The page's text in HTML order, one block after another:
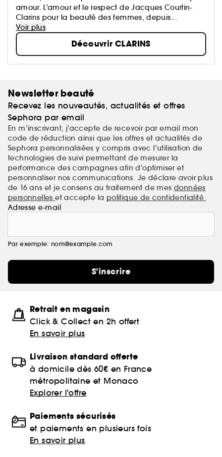
amour. L’amour et le respect de Jacques Courtin-
Clarins pour la beauté des femmes, depuis
l'ouverture du premier Institut Clarins à Paris en 1954.
N°1 Européen des soins de beauté haut de
Voir plus
Découvrir CLARINS
Newsletter beauté
Recevez les nouveautés, actualités et offres
Sephora par email
En m’inscrivant, j’accepte de recevoir par email mon
code de réduction ainsi que les offres et actualités de
Sephora personnalisées y compris avec l’utilisation de
technologies de suivi permettant de mesurer la
performance des campagnes afin d'optimiser et
personnaliser nos communications. Je déclare avoir plus
de 16 ans et je consens au traitement de mes données
personnelleset accepte la politique de confidentialité .
Adresse e-mail
Par exemple: nom@example.com
S'inscrire
Retrait en magasin
Click & Collect en 2h offert
En savoir plus
Livraison standard offerte
à domicile dès 60€ en France
métropolitaine et Monaco
Explorer l'offre
Paiements sécurisés
et paiements en plusieurs fois
En savoir plus